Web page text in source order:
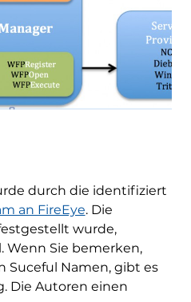
durch die identifiziert
an FireEye. Die
wurde,
. Wenn Sie bemerken,
Suceful Namen, gibt es
Die Autoren einen